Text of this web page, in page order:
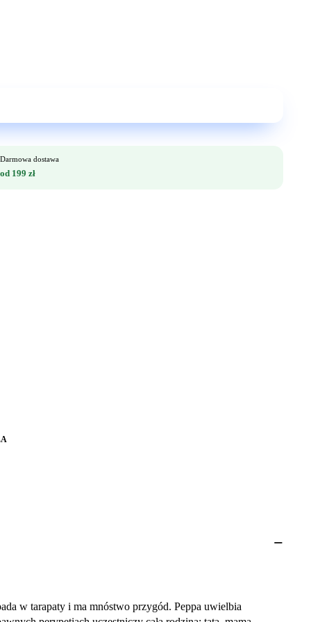
Darmowa dostawa
od 199 zł
w tarapaty i ma mnóstwo przygód. Peppa uwielbia